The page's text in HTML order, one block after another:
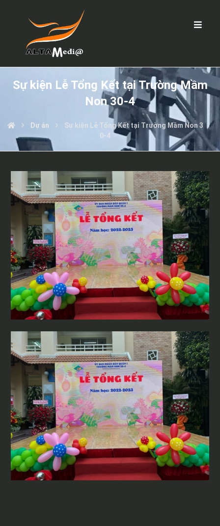
Sự kiện Lễ Tổng Kết tại Trường Mầm
Non 30-4
Dự án
Sự kiện Lễ Tổng Kết tại Trường Mầm Non 3
0-4